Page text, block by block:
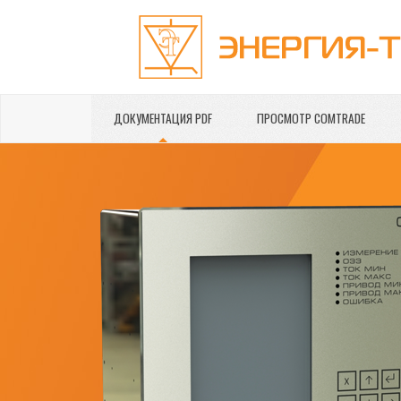
ДОКУМЕНТАЦИЯ PDF ПРОСМОТР COMTRADE